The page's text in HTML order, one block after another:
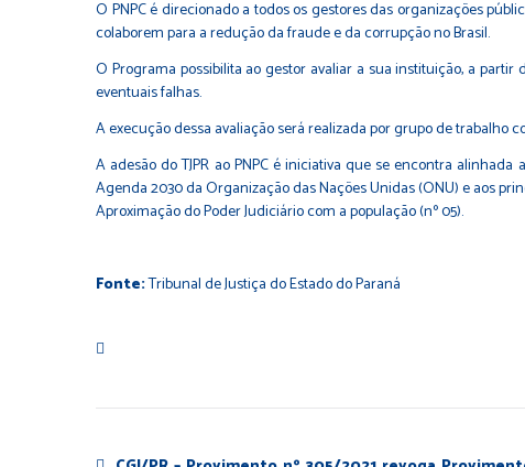
O PNPC é direcionado a todos os gestores das organizações
colaborem para a redução da fraude e da corrupção no Brasil.
O Programa possibilita ao gestor avaliar a sua instituição, a
eventuais falhas.
A execução dessa avaliação será realizada por grupo de trabalho
A adesão do TJPR ao PNPC é iniciativa que se encontra
Agenda 2030 da Organização das Nações Unidas (ONU) e aos
Aproximação do Poder Judiciário com a população (nº 05).
Fonte:Tribunal de Justiça do Estado do Paraná